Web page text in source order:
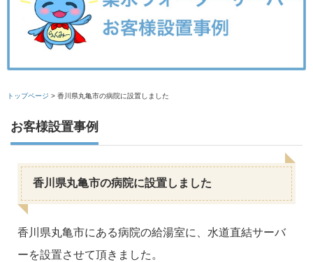
トップページ > 香川県丸亀市の病院に設置しました
お客様設置事例
香川県丸亀市の病院に設置しました
香川県丸亀市にある病院の給湯室に、水道直結サーバ
ーを設置させて頂きました。